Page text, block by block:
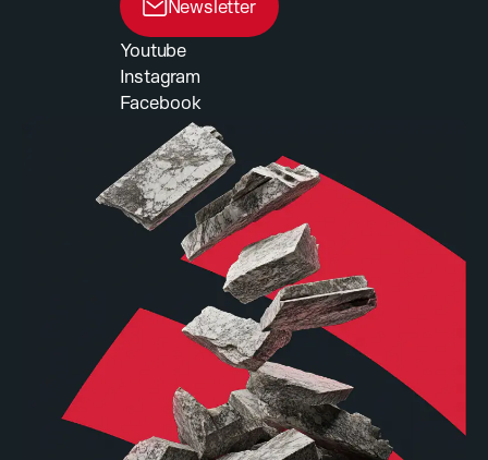
Arbeiten bei DIEWE
Werde Teil von Diewe, dem führenden
Anbieter innovativer Werkzeuge und
Gestalte die Zukunft der Branche mit uns!
Jobs anzeigen
Newsletter
Youtube
Instagram
Facebook